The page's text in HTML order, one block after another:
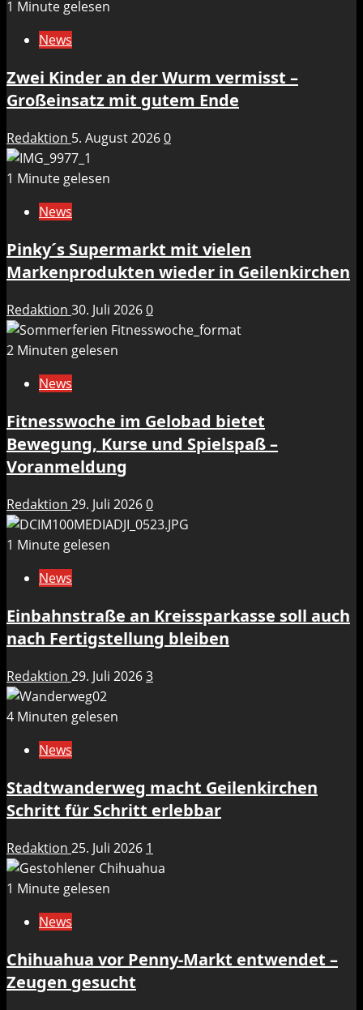
1 Minute gelesen
News
Zwei Kinder an der Wurm vermisst –
Großeinsatz mit gutem Ende
Redaktion 5. August 20260
1 Minute gelesen
News
Pinky´s Supermarkt mit vielen
Markenprodukten wieder in Geilenkirchen
Redaktion 30. Juli 20260
2 Minuten gelesen
News
Fitnesswoche im Gelobad bietet
Bewegung, Kurse und Spielspaß –
Voranmeldung
Redaktion 29. Juli 20260
1 Minute gelesen
News
Einbahnstraße an Kreissparkasse soll auch
nach Fertigstellung bleiben
Redaktion 29. Juli 20263
4 Minuten gelesen
News
Stadtwanderweg macht Geilenkirchen
Schritt für Schritt erlebbar
Redaktion 25. Juli 2026 1
1 Minute gelesen
News
Chihuahua vor Penny-Markt entwendet –
Zeugen gesucht